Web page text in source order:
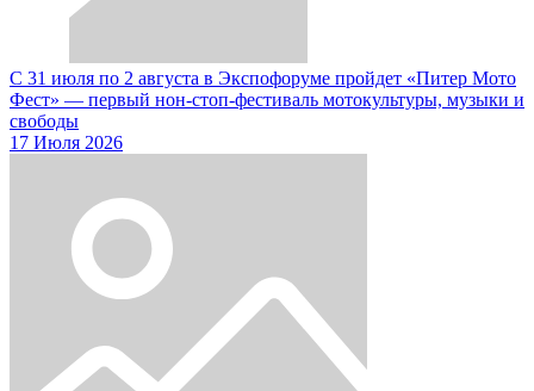
С 31 июля по 2 августа в Экспофоруме пройдет «Питер Мото
Фест» — первый нон-стоп-фестиваль мотокультуры, музыки и
свободы
17 Июля 2026